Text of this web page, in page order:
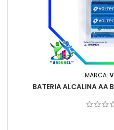
MARCA:
BATERIA ALCALINA AA